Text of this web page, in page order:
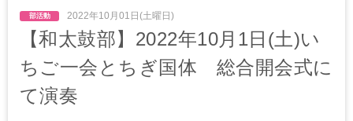
2022年10月01日(土曜日)
【和太鼓部】2022年10月1日(土)い
ちご一会とちぎ国体 総合開会式に
て演奏